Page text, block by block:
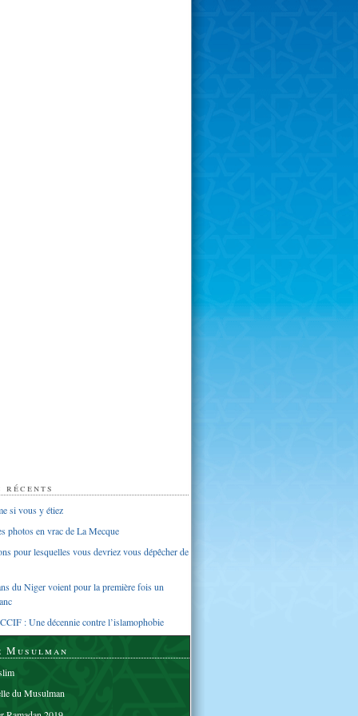
si vous y étiez
photos en vrac de La Mecque
pour lesquelles vous devriez vous dépêcher de
du Niger voient pour la première fois un
: Une décennie contre l’islamophobie
Musulman
du Musulman